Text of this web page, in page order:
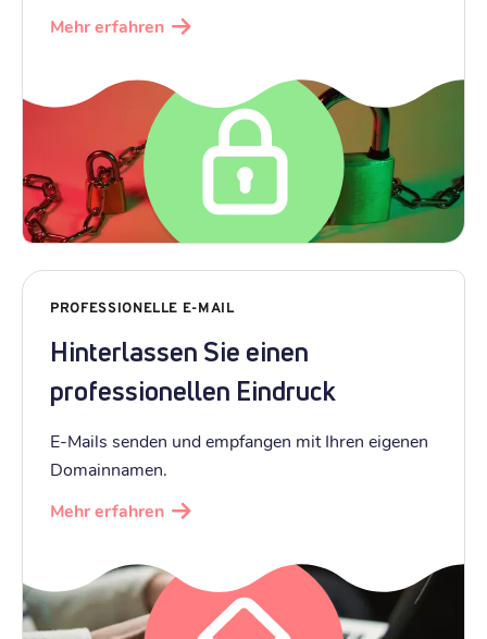
Mehr erfahren
PROFESSIONELLE E-MAIL
Hinterlassen Sie einen
professionellen Eindruck
E-Mails senden und empfangen mit Ihren eigenen
Domainnamen.
Mehr erfahren